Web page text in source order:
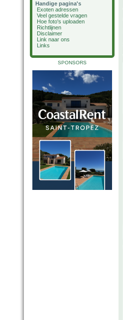
Handige pagina's
Exoten adressen
Veel gestelde vragen
Hoe foto's uploaden
Richtlijnen
Disclaimer
Link naar ons
Links
SPONSORS